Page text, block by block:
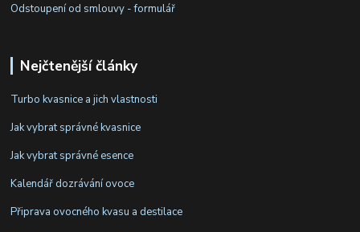
Odstoupení od smlouvy - formulář
Nejčtenější články
Turbo kvasnice a jich vlastnosti
Jak vybrat správné kvasnice
Jak vybrat správné esence
Kalendář dozrávání ovoce
Připrava ovocného kvasu a destilace